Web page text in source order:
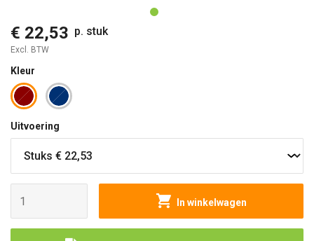
€ 22,53 p. stuk
Excl. BTW
Kleur
Uitvoering
In winkelwagen